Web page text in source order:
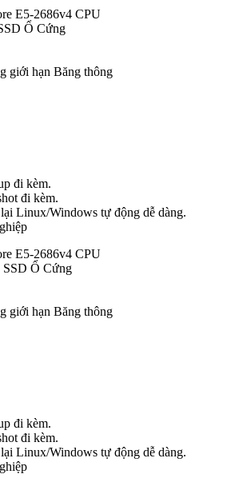
E5-2686v4 CPU
Ổ Cứng
giới hạn Băng thông
đi kèm.
đi kèm.
Linux/Windows tự động dễ dàng.
E5-2686v4 CPU
Ổ Cứng
giới hạn Băng thông
đi kèm.
đi kèm.
Linux/Windows tự động dễ dàng.